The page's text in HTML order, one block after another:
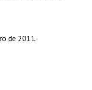
de 2011.-